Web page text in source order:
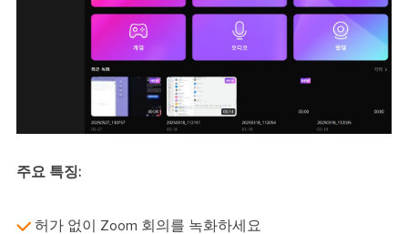
주요 특징:
허가 없이 Zoom 회의를 녹화하세요